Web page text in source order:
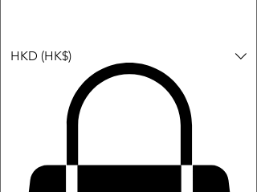
HKD (HK$)